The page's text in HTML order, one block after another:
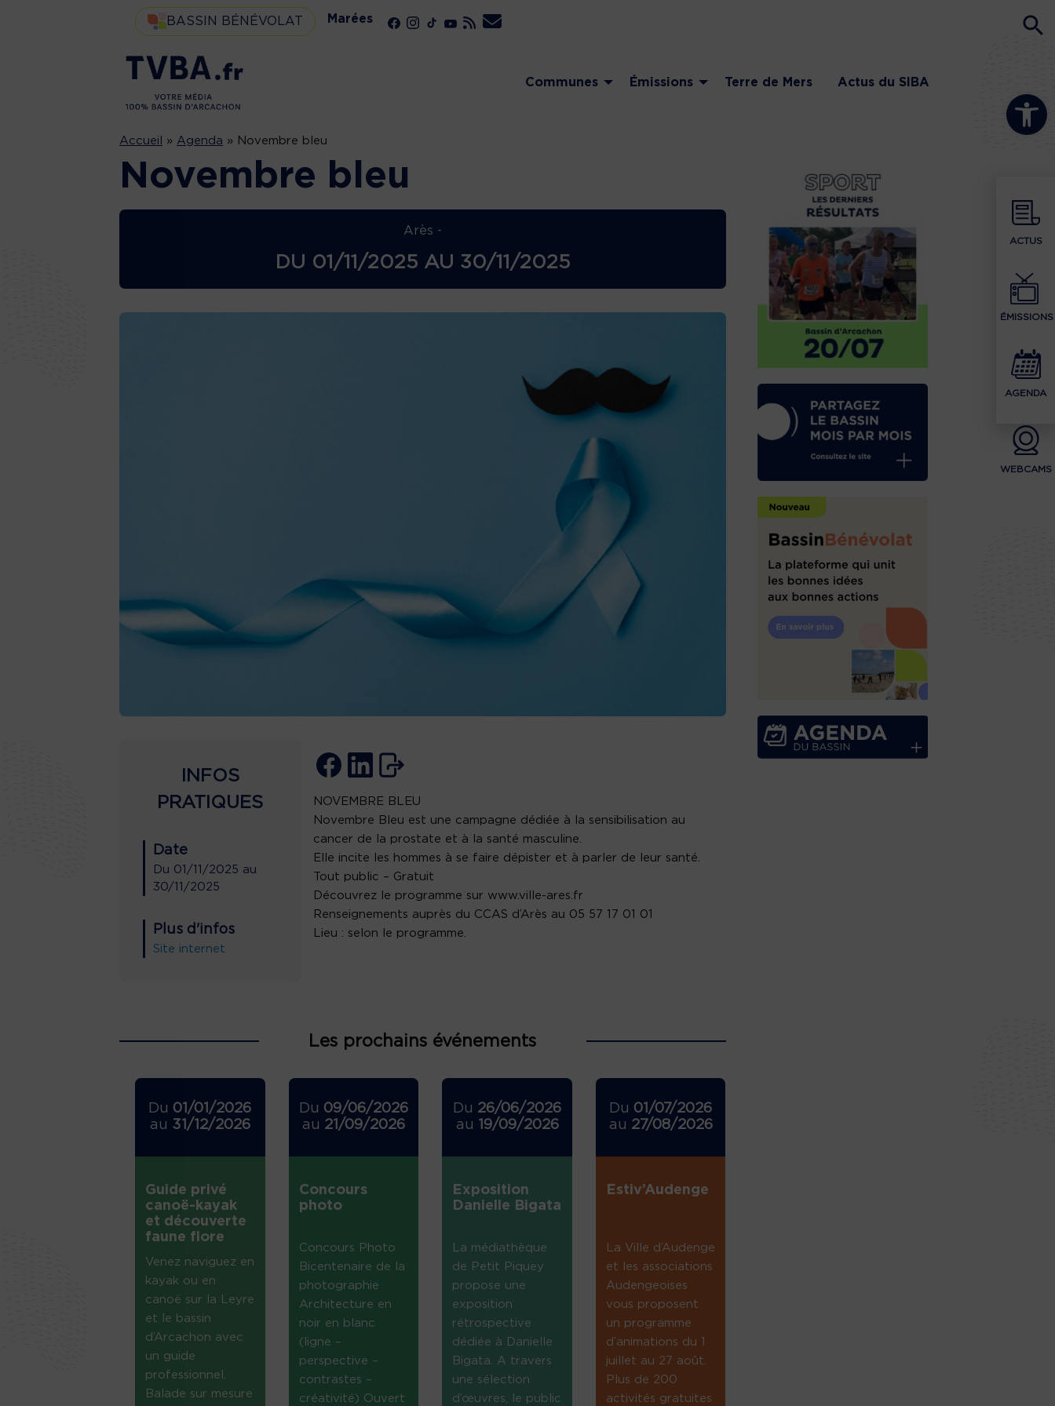
Ouvrir la
ACTUS
ÉMISSIONS
AGENDA
WEBCAMS
BASSIN BÉNÉVOLAT Marées
Communes Émissions Terre de Mers Actus du SIBA
Accueil » Agenda » Novembre bleu
Novembre bleu
Arès -
DU 01/11/2025AU 30/11/2025
INFOS
PRATIQUES
Date
Du 01/11/2025 au
30/11/2025
Plus d'infos
Site internet
NOVEMBRE BLEU
Novembre Bleu est une campagne dédiée à la sensibilisation au
cancer de la prostate et à la santé masculine.
Elle incite les hommes à se faire dépister et à parler de leur santé.
Tout public – Gratuit
Découvrez le programme sur www.ville-ares.fr
Renseignements auprès du CCAS d’Arès au 05 57 17 01 01
Lieu : selon le programme.
Les prochains événements
Du 01/01/2026
au 31/12/2026
Guide privé
canoë-kayak
et découverte
faune flore
Venez naviguez en
kayak ou en
canoë sur la Leyre
et le bassin
d’Arcachon avec
un guide
professionnel.
Balade sur mesure
Du 09/06/2026
au 21/09/2026
Concours
photo
Concours Photo
Bicentenaire de la
photographie
Architecture en
noir en blanc
(ligne –
perspective –
contrastes –
créativité) Ouvert
Du 26/06/2026
au 19/09/2026
Exposition
Danielle Bigata
La médiathèque
de Petit Piquey
propose une
exposition
rétrospective
dédiée à Danielle
Bigata. A travers
une sélection
d’œuvres, le public
Du 01/07/2026
au 27/08/2026
Estiv’Audenge
La Ville d’Audenge
et les associations
Audengeoises
vous proposent
un programme
d’animations du 1
juillet au 27 août.
Plus de 200
activités gratuites